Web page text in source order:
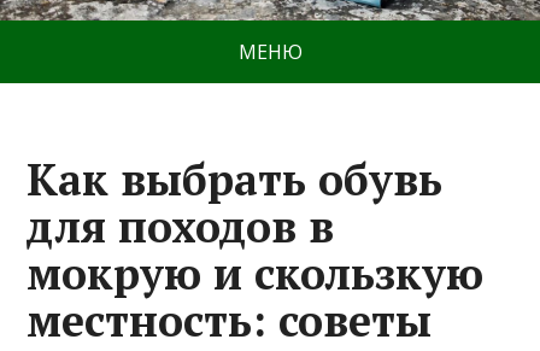
МЕНЮ
Как выбрать обувь
для походов в
мокрую и скользкую
местность: советы